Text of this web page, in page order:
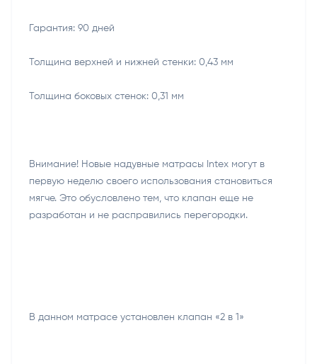
Гарантия: 90 дней
Толщина верхней и нижней стенки: 0,43 мм
Толщина боковых стенок: 0,31 мм
Внимание! Новые надувные матрасы Intex могут в
первую неделю своего использования становиться
мягче. Это обусловлено тем, что клапан еще не
разработан и не расправились перегородки.
В данном матрасе установлен клапан «2 в 1»